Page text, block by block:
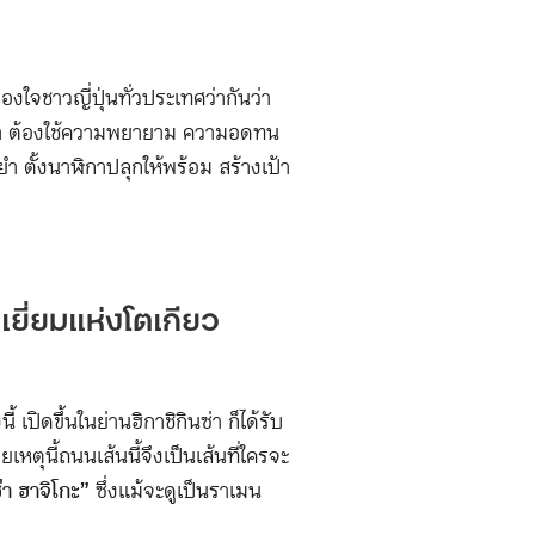
งใจชาวญี่ปุ่นทั่วประเทศว่ากันว่า
องใช้ความพยายาม ความอดทน
ตั้งนาฬิกาปลุกให้พร้อม สร้างเป้า
ยี่ยมแห่งโตเกียว
ปิดขึ้นในย่านฮิกาชิกินซ่า ก็ได้รับ
หตุนี้ถนนเส้นนี้จึงเป็นเส้นที่ใครจะ
ฮาจิโกะ”ซึ่งแม้จะดูเป็นราเมน